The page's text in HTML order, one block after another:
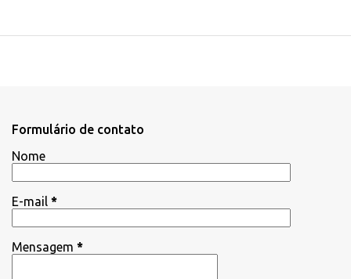
Formulário de contato
Nome
E-mail *
Mensagem *